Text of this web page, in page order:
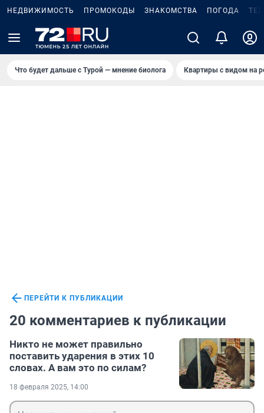
НЕДВИЖИМОСТЬ ПРОМОКОДЫ ЗНАКОМСТВА ПОГОДА
Что будет дальше с Турой — мнение биолога Квартиры с видом на
ПЕРЕЙТИ К ПУБЛИКАЦИИ
20 комментариев к публикации
Никто не может правильно
поставить ударения в этих 10
словах. А вам это по силам?
18 февраля 2025, 14:00